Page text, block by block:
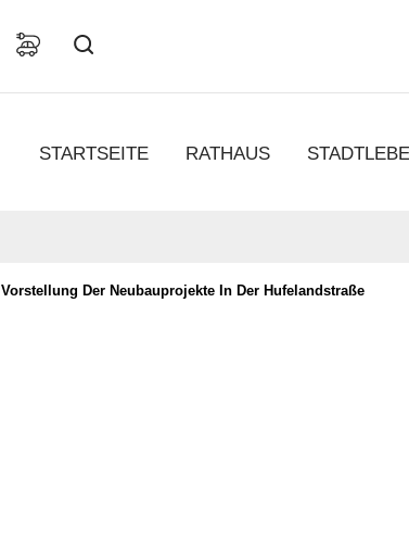
STARTSEITE RATHAUS
Vorstellung Der Neubauprojekte In Der Hufelandstraße